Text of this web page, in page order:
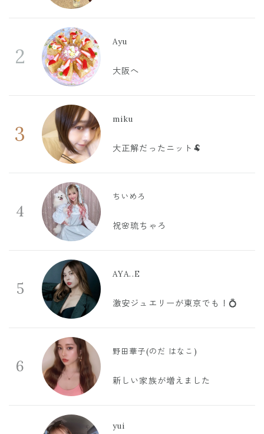
2
Ayu
大阪へ
3
miku
大正解だったニット🐏
4
ちいめろ
祝🌸琉ちゃろ
5
AYA..E
激安ジュエリーが東京でも！💍
6
野田華子(のだ はなこ)
新しい家族が増えました
yui